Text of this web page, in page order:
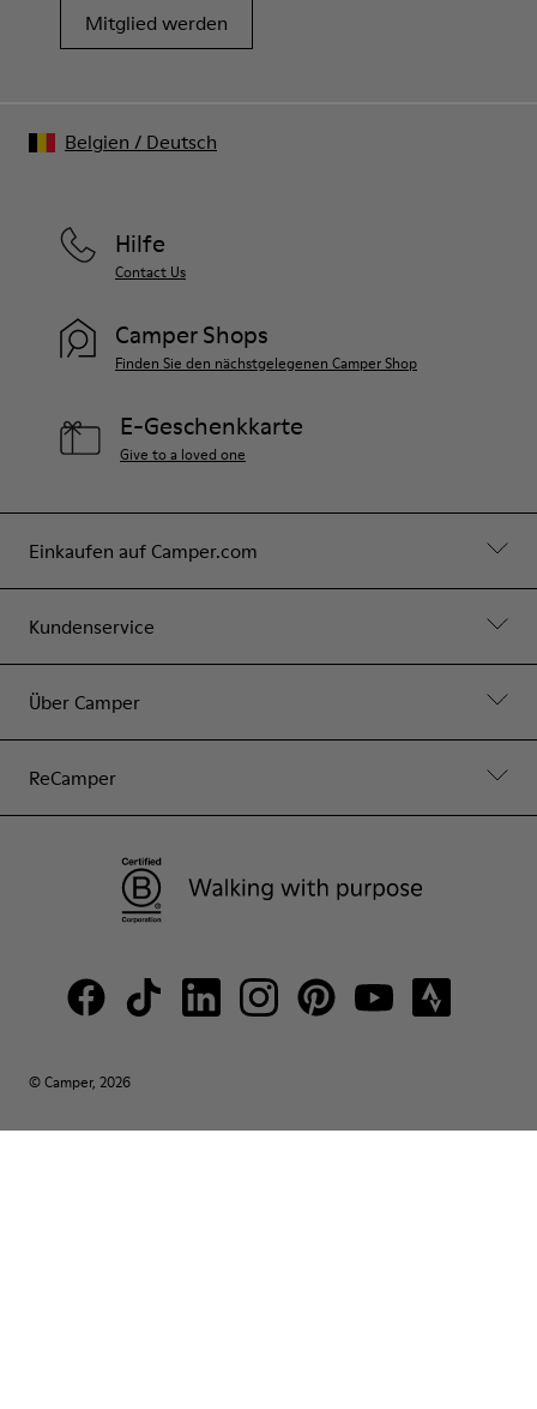
Mitglied werden
Einkaufen auf Camper.com
Kundenservice
Über Camper
ReCamper
Hilfe
Contact Us
Camper Shops
Finden Sie den nächstgelegenen Camper Shop
E-Geschenkkarte
Give to a loved one
© Camper, 2026
Belgien / Deutsch